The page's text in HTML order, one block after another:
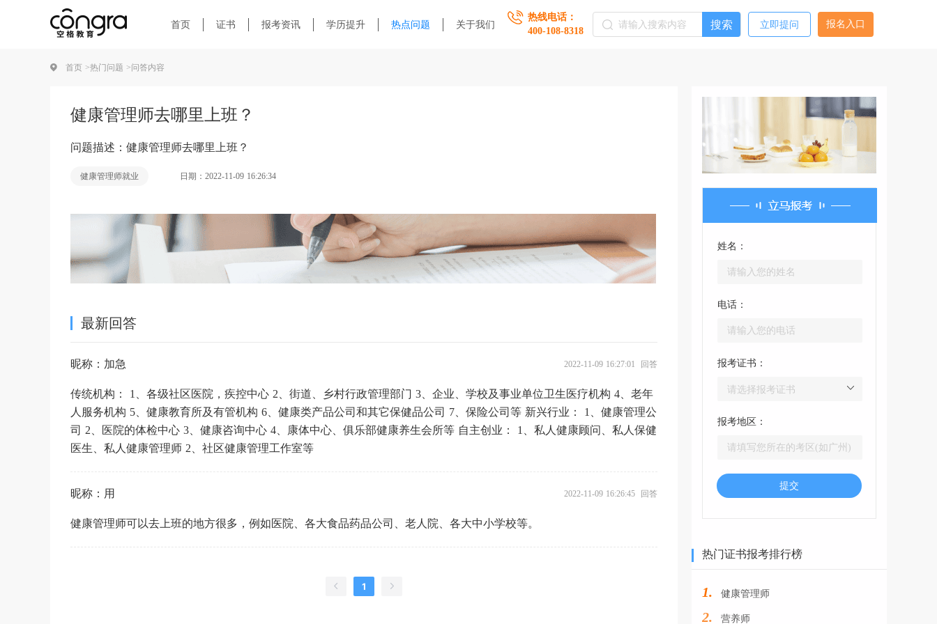
首页 证书 报考资讯 学历提升 热点问题 关于我们
热线电话：
400-108-8318
搜索 立即提问 报名入口
首页 >热门问题 >问答内容
健康管理师去哪里上班？
问题描述：健康管理师去哪里上班？
健康管理师就业 日期：2022-11-09 16:26:34
最新回答
昵称：加急 2022-11-09 16:27:01 回答
传统机构： 1、各级社区医院，疾控中心 2、街道、乡村行政管理部门 3、企业、学校及事业单位卫生医疗机构 4、老年
人服务机构 5、健康教育所及有管机构 6、健康类产品公司和其它保健品公司 7、保险公司等 新兴行业： 1、健康管理公
司 2、医院的体检中心 3、健康咨询中心 4、康体中心、俱乐部健康养生会所等 自主创业： 1、私人健康顾问、私人保健
医生、私人健康管理师 2、社区健康管理工作室等
昵称：用 2022-11-09 16:26:45 回答
健康管理师可以去上班的地方很多，例如医院、各大食品药品公司、老人院、各大中小学校等。
1
姓名：
电话：
报考证书：
报考地区：
提交
热门证书报考排行榜
1. 健康管理师
2. 营养师